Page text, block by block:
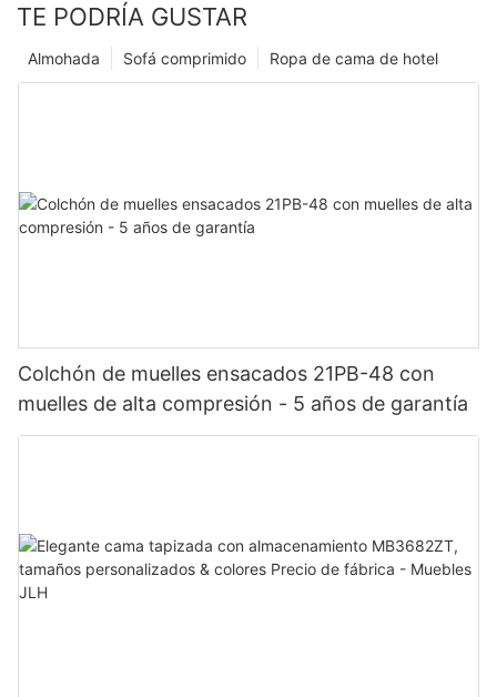
TE PODRÍA GUSTAR
Ropa de cama de hotel
Sofá comprimido
Almohada
Colchón de muelles ensacados 21PB-48 con
muelles de alta compresión - 5 años de garantía